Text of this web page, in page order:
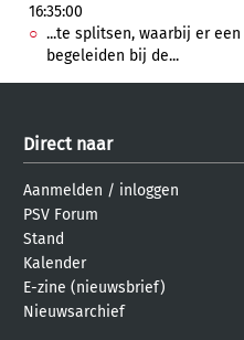
16:35:00
...te splitsen, waarbij er een
begeleiden bij de...
Direct naar
Aanmelden / inloggen
PSV Forum
Stand
Kalender
E-zine (nieuwsbrief)
Nieuwsarchief